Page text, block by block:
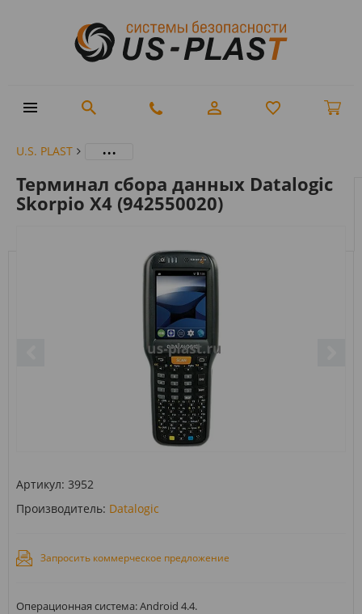
U.S. PLAST ...
Терминал сбора данных Datalogic
Skorpio X4 (942550020)
Артикул: 3952
Производитель: Datalogic
Запросить коммерческое предложение
Операционная система: Android 4.4.